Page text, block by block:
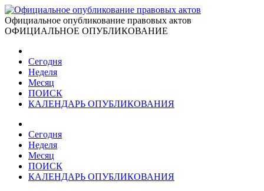
Официальное опубликование правовых актов
ОФИЦИАЛЬНОЕ ОПУБЛИКОВАНИЕ
Сегодня
Неделя
Месяц
ПОИСК
КАЛЕНДАРЬ ОПУБЛИКОВАНИЯ
Сегодня
Неделя
Месяц
ПОИСК
КАЛЕНДАРЬ ОПУБЛИКОВАНИЯ